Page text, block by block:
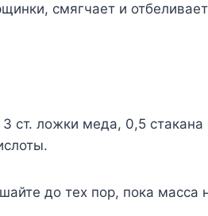
смягчает и отбеливает
ст. ложки меда, 0,5 стакана
до тех пор, пока масса